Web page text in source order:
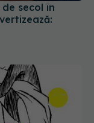
secol în